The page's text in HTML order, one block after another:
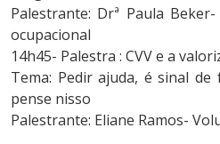
Palestrante: Drª Paula
ocupacional
14h45- Palestra : CVV e a
Tema: Pedir ajuda, é sinal
pense nisso
Palestrante: Eliane Ramos-